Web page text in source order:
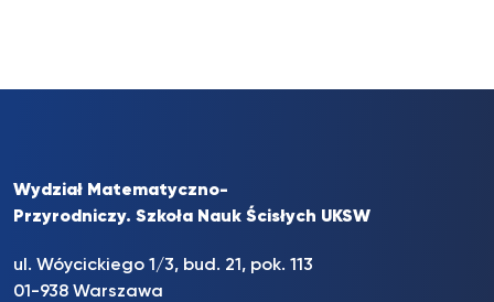
Wydział Matematyczno-
Przyrodniczy. Szkoła Nauk Ścisłych UKSW
ul. Wóycickiego 1/3, bud. 21, pok. 113
01-938 Warszawa